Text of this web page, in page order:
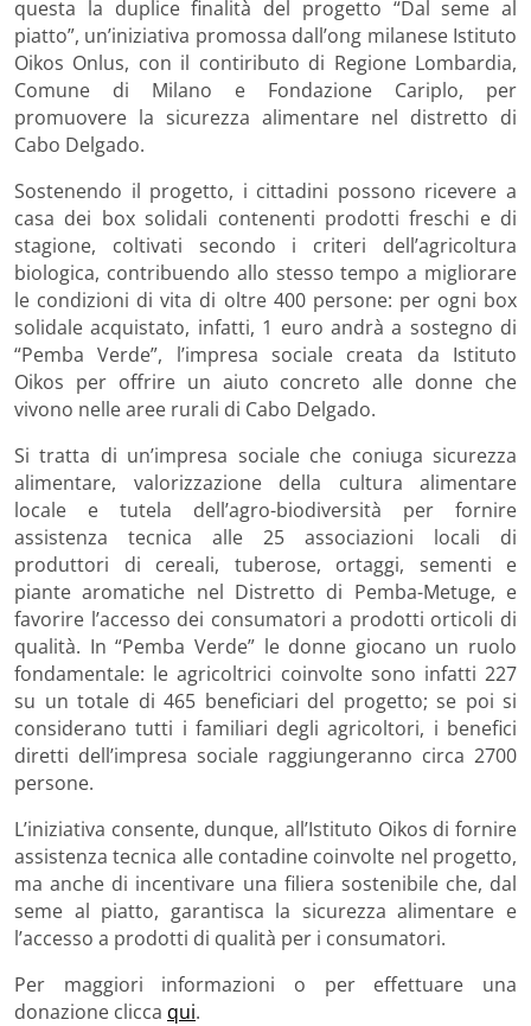
questa la duplice finalità del progetto “Dal seme al
piatto”, un’iniziativa promossa dall’ong milanese Istituto
Oikos Onlus, con il contiributo di Regione Lombardia,
Comune di Milano e Fondazione Cariplo, per
promuovere la sicurezza alimentare nel distretto di
Cabo Delgado.
Sostenendo il progetto, i cittadini possono ricevere a
casa dei box solidali contenenti prodotti freschi e di
stagione, coltivati secondo i criteri dell’agricoltura
biologica, contribuendo allo stesso tempo a migliorare
le condizioni di vita di oltre 400 persone: per ogni box
solidale acquistato, infatti, 1 euro andrà a sostegno di
“Pemba Verde”, l’impresa sociale creata da Istituto
Oikos per offrire un aiuto concreto alle donne che
vivono nelle aree rurali di Cabo Delgado.
Si tratta di un’impresa sociale che coniuga sicurezza
alimentare, valorizzazione della cultura alimentare
locale e tutela dell’agro-biodiversità per fornire
assistenza tecnica alle 25 associazioni locali di
produttori di cereali, tuberose, ortaggi, sementi e
piante aromatiche nel Distretto di Pemba-Metuge, e
favorire l’accesso dei consumatori a prodotti orticoli di
qualità. In “Pemba Verde” le donne giocano un ruolo
fondamentale: le agricoltrici coinvolte sono infatti 227
su un totale di 465 beneficiari del progetto; se poi si
considerano tutti i familiari degli agricoltori, i benefici
diretti dell’impresa sociale raggiungeranno circa 2700
persone.
L’iniziativa consente, dunque, all’Istituto Oikos di fornire
assistenza tecnica alle contadine coinvolte nel progetto,
ma anche di incentivare una filiera sostenibile che, dal
seme al piatto, garantisca la sicurezza alimentare e
l’accesso a prodotti di qualità per i consumatori.
Per maggiori informazioni o per effettuare una
donazione clicca qui.